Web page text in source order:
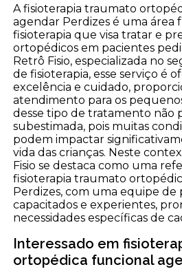
A fisioterapia traumato
agendar Perdizes é uma área
fisioterapia que visa tratar e
ortopédicos em pacientes
Retrô Fisio, especializada no
de fisioterapia, esse serviço é
excelência e cuidado,
atendimento para os
desse tipo de tratamento não
subestimada, pois muitas
podem impactar
vida das crianças. Neste
Fisio se destaca como uma
fisioterapia traumato
Perdizes, com uma equipe de
capacitados e experientes,
necessidades específicas de
Interessado em
ortopédica funcional